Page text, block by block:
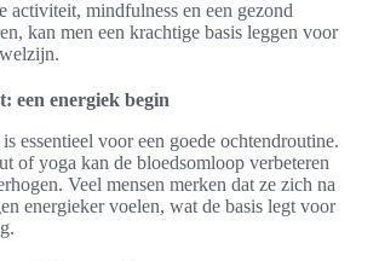
activiteit, mindfulness en een gezond
kan men een krachtige basis leggen voor
een energiek begin
essentieel voor een goede ochtendroutine.
of yoga kan de bloedsomloop verbeteren
Veel mensen merken dat ze zich na
energieker voelen, wat de basis legt voor